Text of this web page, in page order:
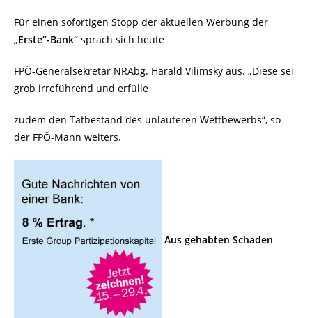
Für einen sofortigen Stopp der aktuellen Werbung der
„Erste“-Bank“ sprach sich heute
FPÖ-Generalsekretär NRAbg. Harald Vilimsky aus. „Diese sei
grob irreführend und erfülle
zudem den Tatbestand des unlauteren Wettbewerbs“, so
der FPÖ-Mann weiters.
Aus gehabten Schaden